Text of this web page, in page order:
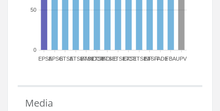
EPSAEPSGETSAETSIAMN
ETSICCP
ETSIADI
ETSIEETSIGCT
ETSIIETSINFETSITFADEFBAUPV
0
50
Media